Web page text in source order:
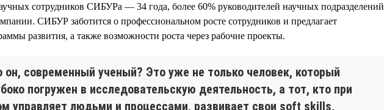
сотрудников СИБУРа — 34 года, более 60% руководителей научных подразделений
СИБУР заботится о профессиональном росте сотрудников и предлагает
развития, а также возможности роста через рабочие проекты.
он, современный ученый? Это уже не только человек, который
погружен в исследовательскую деятельность, а тот, кто при
управляет людьми и процессами, развивает свои soft skills,